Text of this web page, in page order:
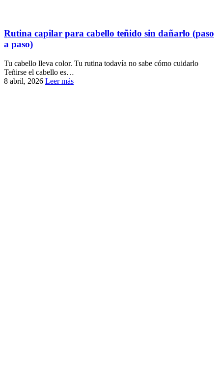
Rutina capilar para cabello teñido sin dañarlo (paso
a paso)
Tu cabello lleva color. Tu rutina todavía no sabe cómo cuidarlo
Teñirse el cabello es…
8 abril, 2026 Leer más